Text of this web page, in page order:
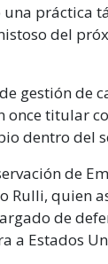
una práctica
del
gestión de
once titular
dentro del
de
Rulli, quien
de
a Estados